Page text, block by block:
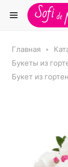
Главная
Букеты из
Букет из